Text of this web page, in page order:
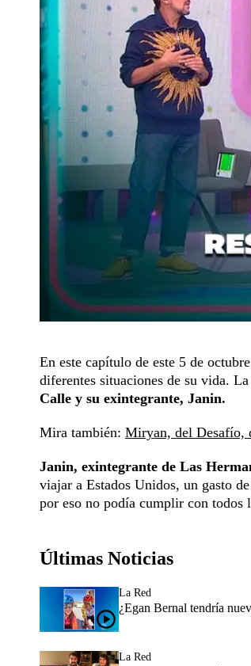
En este capítulo de este 5 de
diferentes situaciones de su vida.
Calle y su exintegrante, Janin.
Mira también: Miryan, del Desafío,
Janin, exintegrante de Las
viajar a Estados Unidos, un gasto
por eso no podía cumplir con todos
Últimas Noticias
La Red
¿Egan Bernal tendría
La Red